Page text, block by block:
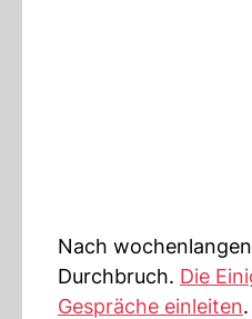
Nach
Durchbruch. Die
Gespräche einleiten.